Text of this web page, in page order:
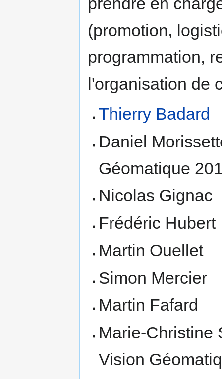
(promotion,
programmation,
l'organisation de
Thierry Badard
Daniel
Géomatique
Nicolas Gignac
Frédéric Hubert
Martin Ouellet
Simon Mercier
Martin Fafard
Marie-Christine
Vision